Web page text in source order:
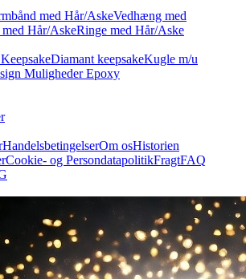
med Hår/AskeVedhæng med
Hår/AskeRinge med Hår/Aske
Diamant keepsakeKugle m/u
Muligheder Epoxy
HandelsbetingelserOm osHistorien
Cookie- og PersondatapolitikFragtFAQ